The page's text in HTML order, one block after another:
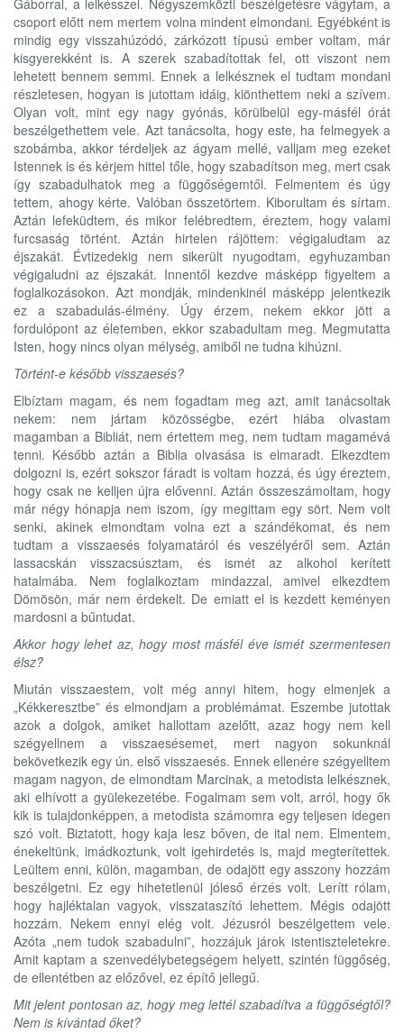
Gáborral, a lelkésszel. Négyszemközti beszélgetésre vágytam, a
csoport előtt nem mertem volna mindent elmondani. Egyébként is
mindig egy visszahúzódó, zárkózott típusú ember voltam, már
kisgyerekként is. A szerek szabadítottak fel, ott viszont nem
lehetett bennem semmi. Ennek a lelkésznek el tudtam mondani
részletesen, hogyan is jutottam idáig, kiönthettem neki a szívem.
Olyan volt, mint egy nagy gyónás, körülbelül egy-másfél órát
beszélgethettem vele. Azt tanácsolta, hogy este, ha felmegyek a
szobámba, akkor térdeljek az ágyam mellé, valljam meg ezeket
Istennek is és kérjem hittel tőle, hogy szabadítson meg, mert csak
így szabadulhatok meg a függőségemtől. Felmentem és úgy
tettem, ahogy kérte. Valóban összetörtem. Kiborultam és sírtam.
Aztán lefeküdtem, és mikor felébredtem, éreztem, hogy valami
furcsaság történt. Aztán hirtelen rájöttem: végigaludtam az
éjszakát. Évtizedekig nem sikerült nyugodtam, egyhuzamban
végigaludni az éjszakát. Innentől kezdve másképp figyeltem a
foglalkozásokon. Azt mondják, mindenkinél másképp jelentkezik
ez a szabadulás-élmény. Úgy érzem, nekem ekkor jött a
fordulópont az életemben, ekkor szabadultam meg. Megmutatta
Isten, hogy nincs olyan mélység, amiből ne tudna kihúzni.
Történt-e később visszaesés?
Elbíztam magam, és nem fogadtam meg azt, amit tanácsoltak
nekem: nem jártam közösségbe, ezért hiába olvastam
magamban a Bibliát, nem értettem meg, nem tudtam magamévá
tenni. Később aztán a Biblia olvasása is elmaradt. Elkezdtem
dolgozni is, ezért sokszor fáradt is voltam hozzá, és úgy éreztem,
hogy csak ne kelljen újra elővenni. Aztán összeszámoltam, hogy
már négy hónapja nem iszom, így megittam egy sört. Nem volt
senki, akinek elmondtam volna ezt a szándékomat, és nem
tudtam a visszaesés folyamatáról és veszélyéről sem. Aztán
lassacskán visszacsúsztam, és ismét az alkohol kerített
hatalmába. Nem foglalkoztam mindazzal, amivel elkezdtem
Dömösön, már nem érdekelt. De emiatt el is kezdett keményen
mardosni a bűntudat.
Akkor hogy lehet az, hogy most másfél éve ismét szermentesen
élsz?
Miután visszaestem, volt még annyi hitem, hogy elmenjek a
„Kékkeresztbe” és elmondjam a problémámat. Eszembe jutottak
azok a dolgok, amiket hallottam azelőtt, azaz hogy nem kell
szégyellnem a visszaesésemet, mert nagyon sokunknál
bekövetkezik egy ún. első visszaesés. Ennek ellenére szégyelltem
magam nagyon, de elmondtam Marcinak, a metodista lelkésznek,
aki elhívott a gyülekezetébe. Fogalmam sem volt, arról, hogy ők
kik is tulajdonképpen, a metodista számomra egy teljesen idegen
szó volt. Biztatott, hogy kaja lesz bőven, de ital nem. Elmentem,
énekeltünk, imádkoztunk, volt igehirdetés is, majd megterítettek.
Leültem enni, külön, magamban, de odajött egy asszony hozzám
beszélgetni. Ez egy hihetetlenül jóleső érzés volt. Lerítt rólam,
hogy hajléktalan vagyok, visszataszító lehettem. Mégis odajött
hozzám. Nekem ennyi elég volt. Jézusról beszélgettem vele.
Azóta „nem tudok szabadulni”, hozzájuk járok istentiszteletekre.
Amit kaptam a szenvedélybetegségem helyett, szintén függőség,
de ellentétben az előzővel, ez építő jellegű.
Mit jelent pontosan az, hogy meg lettél szabadítva a függőségtől?
Nem is kívántad őket?